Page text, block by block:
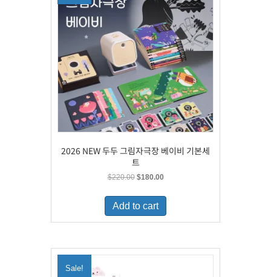
2026 NEW 두두 그림자극장 베이비 기본세
트
$220.00 Original
was:
$220.00.
$180.00Current
is:
Add to cart
Sale!